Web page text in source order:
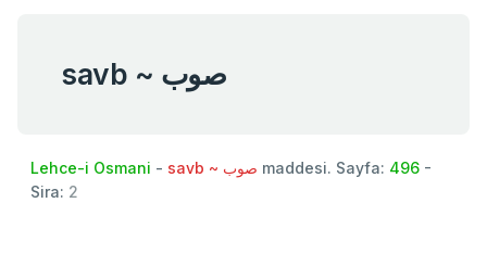
savb ~ صوب
Lehce-i Osmani - savb ~ صوب maddesi. Sayfa: 496 -
Sira: 2